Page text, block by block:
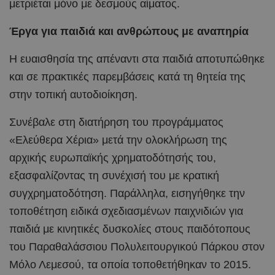
μετριέται μόνο με δεσμούς αίματος.
Έργα για παιδιά και ανθρώπους με αναπηρία
Η ευαισθησία της απέναντι στα παιδιά αποτυπώθηκε
και σε πρακτικές παρεμβάσεις κατά τη θητεία της
στην τοπική αυτοδιοίκηση.
Συνέβαλε στη διατήρηση του προγράμματος
«Ελεύθερα Χέρια» μετά την ολοκλήρωση της
αρχικής ευρωπαϊκής χρηματοδότησής του,
εξασφαλίζοντας τη συνέχισή του με κρατική
συγχρηματοδότηση. Παράλληλα, εισηγήθηκε την
τοποθέτηση ειδικά σχεδιασμένων παιχνιδιών για
παιδιά με κινητικές δυσκολίες στους παιδότοπους
του Παραθαλάσσιου Πολυλειτουργικού Πάρκου στον
Μόλο Λεμεσού, τα οποία τοποθετήθηκαν το 2015.